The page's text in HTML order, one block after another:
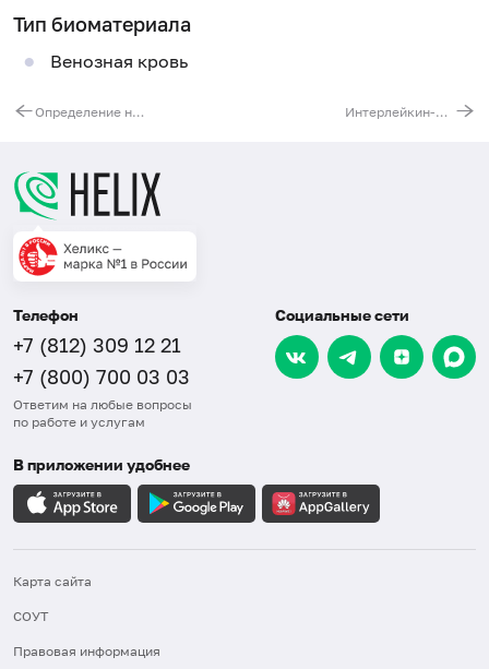
Тип биоматериала
Венозная кровь
Определение наличия летучих токсических веществ в моче Интерлейкин-6 в сыворотке
Телефон
+7 (812) 309 12 21
+7 (800) 700 03 03
Ответим на любые вопросы
по работе и услугам
Социальные сети
В приложении удобнее
Карта сайта
СОУТ
Правовая информация